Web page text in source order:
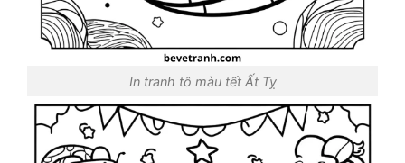
In tranh tô màu tết Ất Tỵ